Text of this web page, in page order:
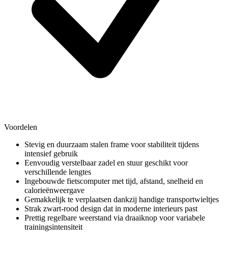
Voordelen
Stevig en duurzaam stalen frame voor stabiliteit tijdens
intensief gebruik
Eenvoudig verstelbaar zadel en stuur geschikt voor
verschillende lengtes
Ingebouwde fietscomputer met tijd, afstand, snelheid en
calorieënweergave
Gemakkelijk te verplaatsen dankzij handige transportwieltjes
Strak zwart-rood design dat in moderne interieurs past
Prettig regelbare weerstand via draaiknop voor variabele
trainingsintensiteit